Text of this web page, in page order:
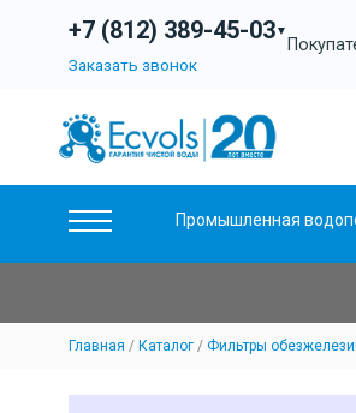
+7 (812) 389-45-03▼
Заказать звонок
Промышленная
Главная Каталог Фильтры